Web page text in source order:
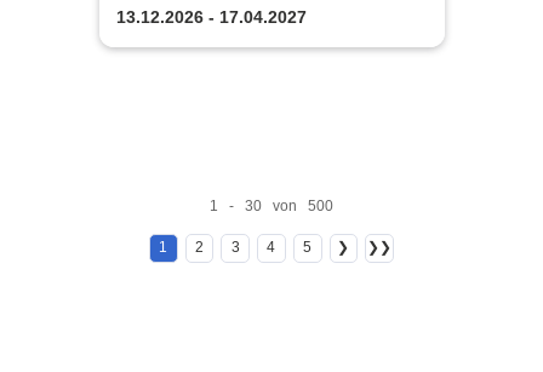
13.12.2026 - 17.04.2027
1 - 30 von 500
1 2 3 4 5 ❯ ❯❯